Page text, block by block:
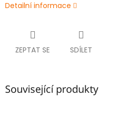
Detailní informace
ZEPTAT SE SDÍLET
Související produkty